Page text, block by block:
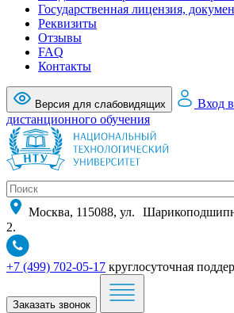
Государственная лицензия,
Реквизиты
Отзывы
FAQ
Контакты
Версия для слабовидящих
Вход
дистанционного обучения
Москва, 115088, ул.
2.
+7 (499) 702-05-17 круглосуточная
Заказать звонок